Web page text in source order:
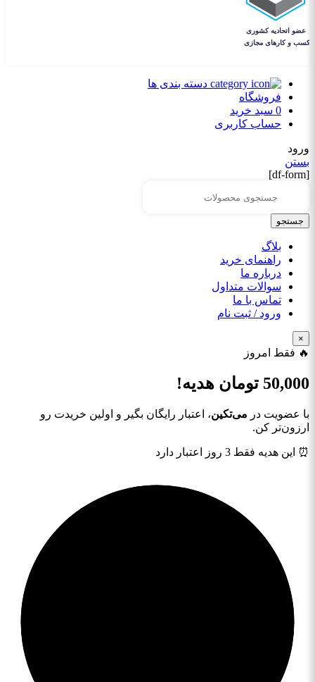
دسته بندی ها
فروشگاه
0 سبد خرید
حساب کاربری
ورود
بستن
[df-form]
جستجو
بلاگ
راهنمای خرید
درباره ما
سوالات متداول
تماس با ما
ورود / ثبت نام
×
🔥 فقط امروز
50,000 تومان هدیه!
با عضویت در می‌تکین، اعتبار رایگان بگیر و اولین خریدت رو
ارزون‌تر کن.
⏰ این هدیه فقط 3 روز اعتبار دارد